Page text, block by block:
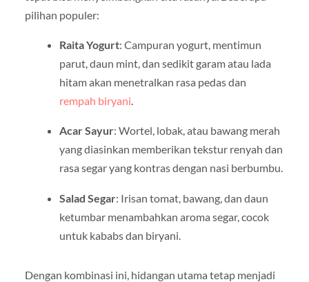
pilihan populer:
Raita Yogurt: Campuran yogurt, mentimun
parut, daun mint, dan sedikit garam atau lada
hitam akan menetralkan rasa pedas dan
rempah biryani.
Acar Sayur: Wortel, lobak, atau bawang merah
yang diasinkan memberikan tekstur renyah dan
rasa segar yang kontras dengan nasi berbumbu.
Salad Segar: Irisan tomat, bawang, dan daun
ketumbar menambahkan aroma segar, cocok
untuk kababs dan biryani.
Dengan kombinasi ini, hidangan utama tetap menjadi